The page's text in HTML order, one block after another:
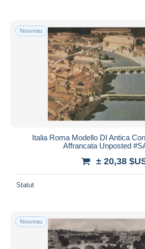
Nouveau
Italia Roma Modello DI Antica
Affrancata Unposted
± 20,38
Statut
Nouveau